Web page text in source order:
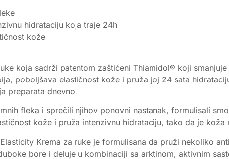
hidrataciju koja traje 24h
kože
koja sadrži patentom zaštićeni Thiamidol® koji
poboljšava elastičnost kože i pruža joj 24 sata
preparata dnevno.
fleka i sprečili njihov ponovni nastanak, formulisali
kože i pruža intenzivnu hidrataciju, tako da je koža
Krema za ruke je formulisana da pruži nekoliko
bore i deluje u kombinaciji sa arktinom, aktivnim